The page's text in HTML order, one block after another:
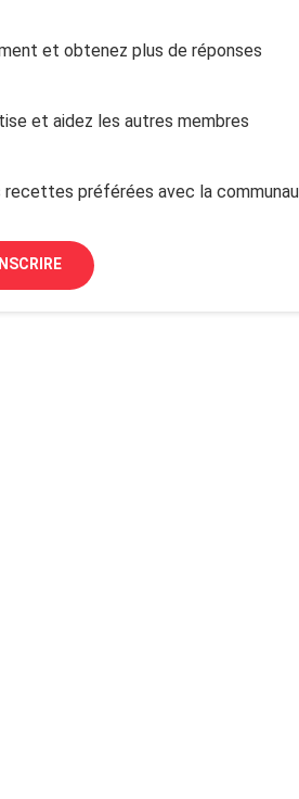
et obtenez plus de réponses
et aidez les autres membres
préférées avec la